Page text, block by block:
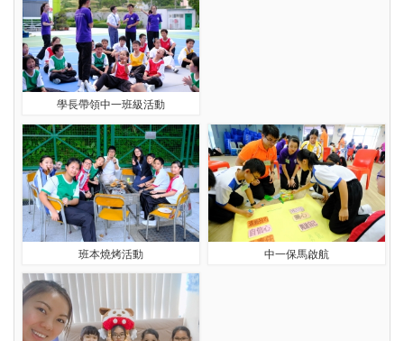
學長帶領中一班級活動
班本燒烤活動 中一保馬啟航